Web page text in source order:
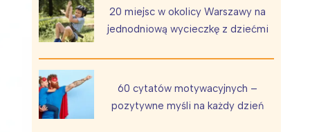
20 miejsc w okolicy Warszawy na
jednodniową wycieczkę z dziećmi
60 cytatów motywacyjnych –
pozytywne myśli na każdy dzień